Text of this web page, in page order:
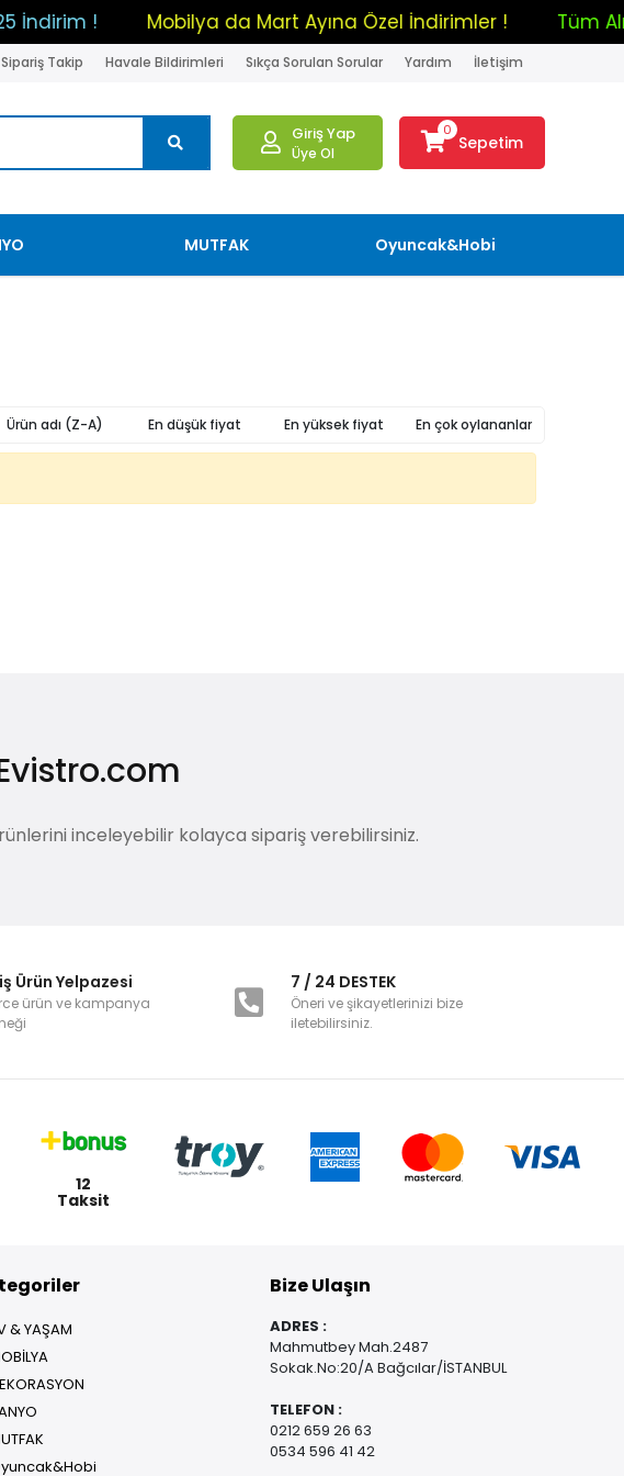
%25 İndirim ! Mobilya da Mart Ayına Özel İndirimler !
Sipariş Takip Havale Bildirimleri Sıkça Sorulan Sorular Yardım İletişim
Giriş Yap
Üye Ol
0
Sepetim
MUTFAK Oyuncak&Hobi
Ürün adı (Z-A) En düşük fiyat En yüksek fiyat En çok oylananlar
inceleyebilir kolayca sipariş verebilirsiniz.
Ürün Yelpazesi
ürün ve kampanya
7 / 24 DESTEK
Öneri ve şikayetlerinizi bize
iletebilirsiniz.
12
Taksit
& YAŞAM
Bize Ulaşın
ADRES :
Mahmutbey Mah.2487
Sokak.No:20/A Bağcılar/İSTANBUL
TELEFON :
0212 659 26 63
0534 596 41 42